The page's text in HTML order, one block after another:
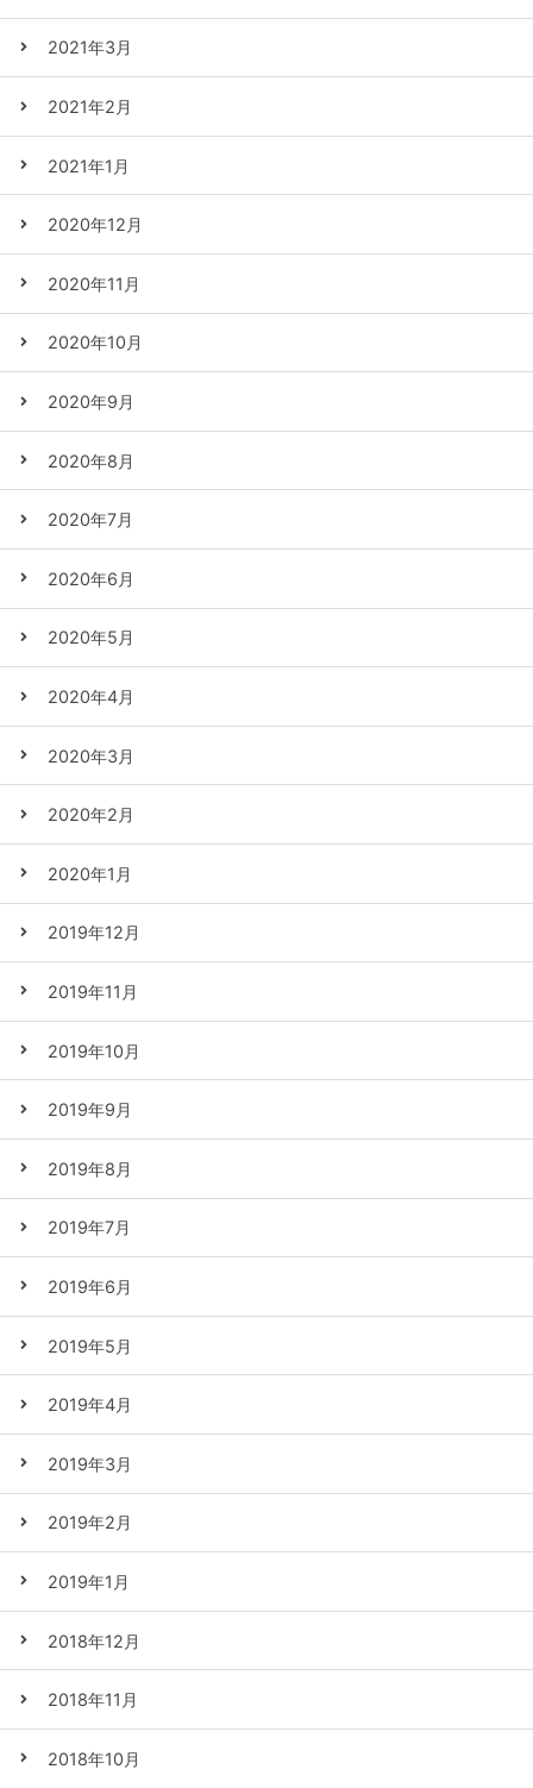
2021年3月
2021年2月
2021年1月
2020年12月
2020年11月
2020年10月
2020年9月
2020年8月
2020年7月
2020年6月
2020年5月
2020年4月
2020年3月
2020年2月
2020年1月
2019年12月
2019年11月
2019年10月
2019年9月
2019年8月
2019年7月
2019年6月
2019年5月
2019年4月
2019年3月
2019年2月
2019年1月
2018年12月
2018年11月
2018年10月